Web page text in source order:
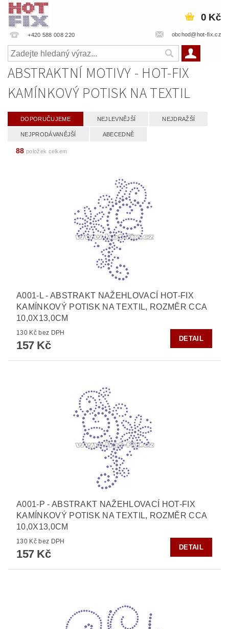
+420 588 008 220 obchod@hot-fix.cz
0 Kč
ABSTRAKTNÍ MOTIVY - HOT-FIX
KAMÍNKOVÝ POTISK NA TEXTIL
DOPORUČUJEME NEJLEVNĚJŠÍ NEJDRAŽŠÍ
NEJPRODÁVANĚJŠÍ ABECEDNĚ
88 položek celkem
A001-L - ABSTRAKT NAŽEHLOVACÍ HOT-FIX
KAMÍNKOVÝ POTISK NA TEXTIL, ROZMĚR CCA
10,0X13,0CM
130 Kč bez DPH
157 Kč
DETAIL
A001-P - ABSTRAKT NAŽEHLOVACÍ HOT-FIX
KAMÍNKOVÝ POTISK NA TEXTIL, ROZMĚR CCA
10,0X13,0CM
130 Kč bez DPH
157 Kč
DETAIL